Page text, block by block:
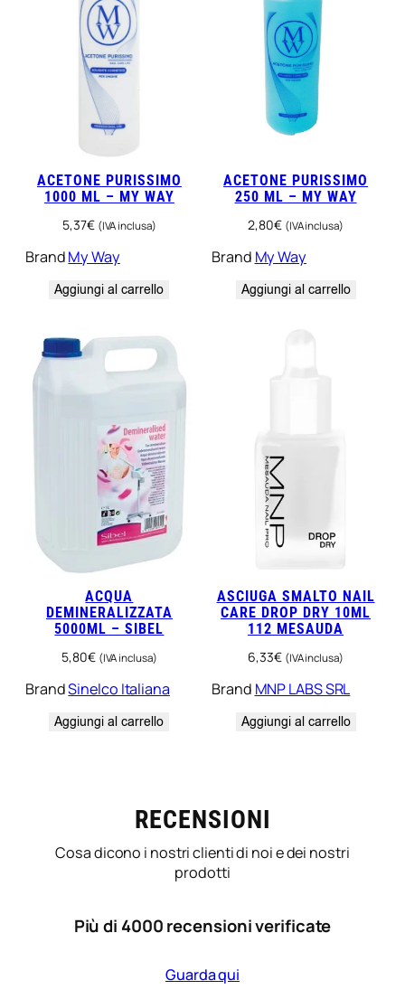
a
ACETONE PURISSIMO
1000 ML – MY WAY
5,37€ (IVA inclusa)
BrandMy Way
Aggiungi al carrello
ACETONE PURISSIMO
250 ML – MY WAY
2,80€ (IVA inclusa)
Brand My Way
Aggiungi al carrello
ACQUA
DEMINERALIZZATA
5000ML – SIBEL
5,80€ (IVA inclusa)
BrandSinelco Italiana
Aggiungi al carrello
ASCIUGA SMALTO NAIL
CARE DROP DRY 10ML
112 MESAUDA
6,33€ (IVA inclusa)
Brand MNP LABS SRL
Aggiungi al carrello
RECENSIONI
Cosa dicono i nostri clienti di noi e dei nostri
prodotti
Più di 4000 recensioni verificate
Guarda qui